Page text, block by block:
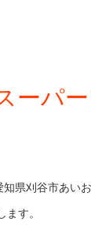
ーパ
知県刈谷市あい
す。